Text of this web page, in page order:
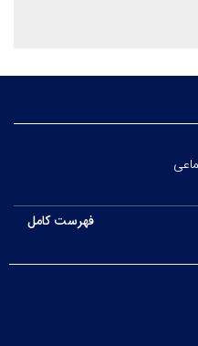
فهرست کامل